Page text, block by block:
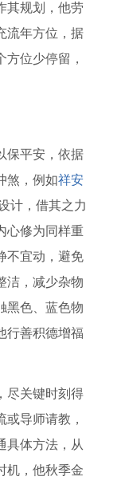
其规划，他劳
流年方位，据
位少停留，
保平安，依据
煞，例如祥安
计，借其之力
心修为同样重
不宜动，避免
洁，减少杂物
黑色、蓝色物
行善积德增福
尽关键时刻得
导师请教，
具体方法，从
机，他秋季金